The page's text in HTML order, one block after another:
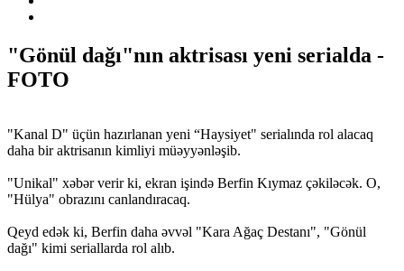
"Gönül dağı"nın aktrisası yeni serialda -
FOTO
"Kanal D" üçün hazırlanan yeni “Haysiyet" serialında rol alacaq
daha bir aktrisanın kimliyi müəyyənləşib.
"Unikal" xəbər verir ki, ekran işində Berfin Kıymaz çəkiləcək. O,
"Hülya" obrazını canlandıracaq.
Qeyd edək ki, Berfin daha əvvəl "Kara Ağaç Destanı", "Gönül
dağı" kimi seriallarda rol alıb.